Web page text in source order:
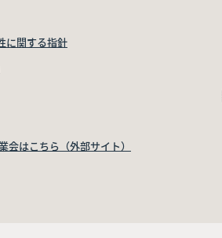
に関する指針
会はこちら（外部サイト）